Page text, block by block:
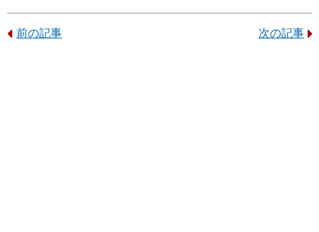
前の記事 次の記事